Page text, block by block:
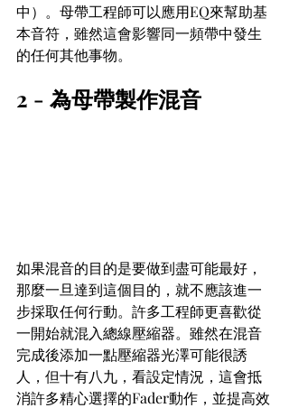
中）。母帶工程師可以應用EQ來幫助基
本音符，雖然這會影響同一頻帶中發生
的任何其他事物。
2 - 為母帶製作混音
如果混音的目的是要做到盡可能最好，
那麼一旦達到這個目的，就不應該進一
步採取任何行動。許多工程師更喜歡從
一開始就混入總線壓縮器。雖然在混音
完成後添加一點壓縮器光澤可能很誘
人，但十有八九，看設定情況，這會抵
消許多精心選擇的Fader動作，並提高效